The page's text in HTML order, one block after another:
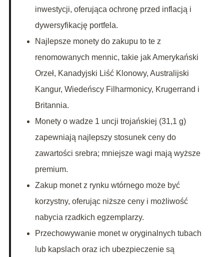
inwestycji, oferująca ochronę przed inflacją i
dywersyfikację portfela.
Najlepsze monety do zakupu to te z
renomowanych mennic, takie jak Amerykański
Orzeł, Kanadyjski Liść Klonowy, Australijski
Kangur, Wiedeńscy Filharmonicy, Krugerrand i
Britannia.
Monety o wadze 1 uncji trojańskiej (31,1 g)
zapewniają najlepszy stosunek ceny do
zawartości srebra; mniejsze wagi mają wyższe
premium.
Zakup monet z rynku wtórnego może być
korzystny, oferując niższe ceny i możliwość
nabycia rzadkich egzemplarzy.
Przechowywanie monet w oryginalnych tubach
lub kapslach oraz ich ubezpieczenie są